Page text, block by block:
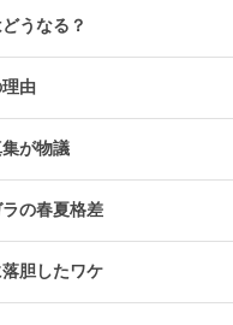
うなる？
由
が物議
の春夏格差
落胆したワケ